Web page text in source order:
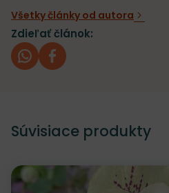
Všetky články od autora
Zdieľať článok:
whatsapp
facebook
Súvisiace produkty